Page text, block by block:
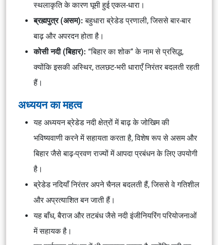
स्थलाकृति के कारण घूमी हुई एकल-धारा।
ब्रह्मपुत्र (असम):बहुधारा ब्रेडेड प्रणाली, जिससे बार-बार
बाढ़ और अपरदन होता है।
कोसी नदी (बिहार): “बिहार का शोक” के नाम से प्रसिद्ध,
क्योंकि इसकी अस्थिर, तलछट-भरी धाराएँ निरंतर बदलती रहती
हैं।
अध्ययन का महत्व
यह अध्ययन ब्रेडेड नदी क्षेत्रों में बाढ़ के जोखिम की
भविष्यवाणी करने में सहायता करता है, विशेष रूप से असम और
बिहार जैसे बाढ़-प्रवण राज्यों में आपदा प्रबंधन के लिए उपयोगी
है।
ब्रेडेड नदियाँ निरंतर अपने चैनल बदलती हैं, जिससे वे गतिशील
और अप्रत्याशित बन जाती हैं।
यह बाँध, बैराज और तटबंध जैसे नदी इंजीनियरिंग परियोजनाओं
में सहायक है।